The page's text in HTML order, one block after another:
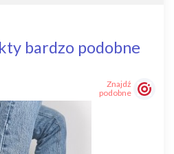
bardzo podobne
Znajdź
podobne